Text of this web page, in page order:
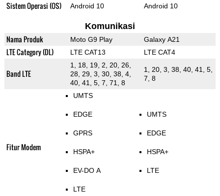
Sistem Operasi (OS) Android 10 Android 10
Komunikasi
Nama Produk Moto G9 Play Galaxy A21
LTE Category (DL) LTE CAT13 LTE CAT4
Band LTE
1, 18, 19, 2, 20, 26,
28, 29, 3, 30, 38, 4,
40, 41, 5, 7, 71, 8
1, 20, 3, 38, 40, 41, 5,
7, 8
Fitur Modem
UMTS
EDGE
GPRS
HSPA+
EV-DO A
LTE
UMTS
EDGE
HSPA+
LTE